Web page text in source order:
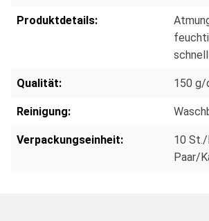
Produktdetails:
Qualität: 150 g/
Reinigung:
Verpackungseinheit: 10
Paar/